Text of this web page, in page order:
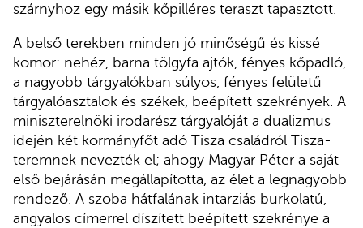
szárnyhoz egy másik kőpilléres teraszt tapasztott.
A belső terekben minden jó minőségű és kissé
komor: nehéz, barna tölgyfa ajtók, fényes kőpadló,
a nagyobb tárgyalókban súlyos, fényes felületű
tárgyalóasztalok és székek, beépített szekrények. A
miniszterelnöki irodarész tárgyalóját a dualizmus
idején két kormányfőt adó Tisza családról Tisza-
teremnek nevezték el; ahogy Magyar Péter a saját
első bejárásán megállapította, az élet a legnagyobb
rendező. A szoba hátfalának intarziás burkolatú,
angyalos címerrel díszített beépített szekrénye a